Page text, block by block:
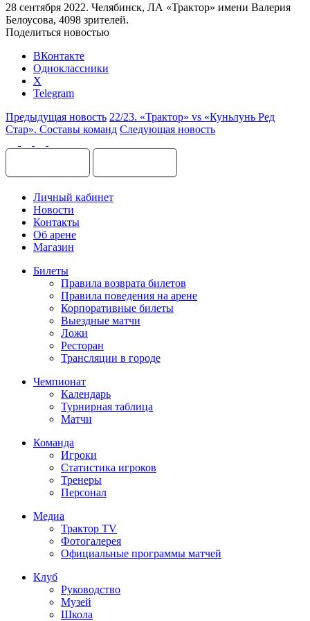
28 сентября 2022. Челябинск, ЛА «Трактор» имени Валерия
Белоусова, 4098 зрителей.
Поделиться новостью
ВКонтакте
Одноклассники
X
Telegram
Предыдущая новость 22/23. «Трактор» vs «Куньлунь Ред
Стар». Составы команд Следующая новость
Личный кабинет
Новости
Контакты
Об арене
Магазин
Билеты
Правила возврата билетов
Правила поведения на арене
Корпоративные билеты
Выездные матчи
Ложи
Ресторан
Трансляции в городе
Чемпионат
Календарь
Турнирная таблица
Матчи
Команда
Игроки
Статистика игроков
Тренеры
Персонал
Медиа
Трактор TV
Фотогалерея
Официальные программы матчей
Клуб
Руководство
Музей
Школа